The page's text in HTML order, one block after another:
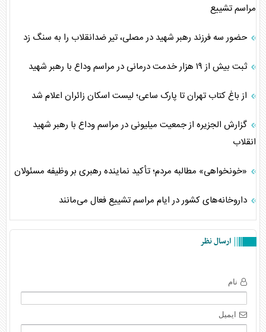
مراسم تشییع
حضور سه فرزند رهبر شهید در مصلی، تیر ضدانقلاب را به سنگ زد
ثبت بیش از ۱۹ هزار خدمت درمانی در مراسم وداع با رهبر شهید
از باغ کتاب تهران تا پارک ساعی؛ لیست اسکان زائران اعلام شد
گزارش الجزیره از جمعیت میلیونی در مراسم وداع با رهبر شهید
انقلاب
«خونخواهی» مطالبه مردم؛ تأکید نماینده رهبری بر وظیفه مسئولان
داروخانه‌های کشور در ایام مراسم تشییع فعال می‌مانند
ارسال نظر
نام
ایمیل